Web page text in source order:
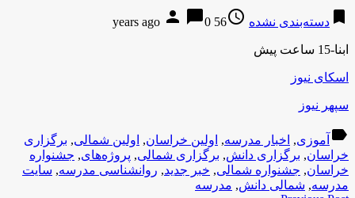
bookmark دسته‌بندی نشده access_time
56 years ago
person chat_bubble0
ابنا-15 ساعت پیش
اسکای نیوز
سپهر نیوز
label آموزی, اخبار مدرسه, اولین خراسان, اولین شمالی, برگزاری
خراسان, برگزاری دانش, برگزاری شمالی, پروژه‌های, جشنواره
خراسان, جشنواره شمالی, خبر جدید, روانشناسی مدرسه, سایت
مدرسه, شمالی دانش, مدرسه